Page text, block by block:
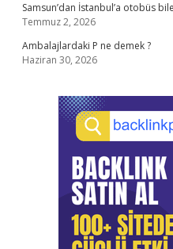
Samsun’dan İstanbul’a otobüs
Temmuz 2, 2026
Ambalajlardaki P ne demek ?
Haziran 30, 2026